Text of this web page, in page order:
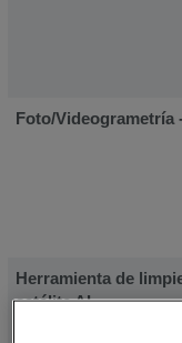
Foto/Videogrametría
Herramienta de
satélite AI